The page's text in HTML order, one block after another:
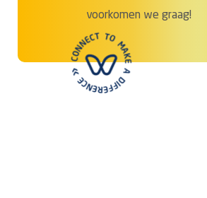
voorkomen we graag!